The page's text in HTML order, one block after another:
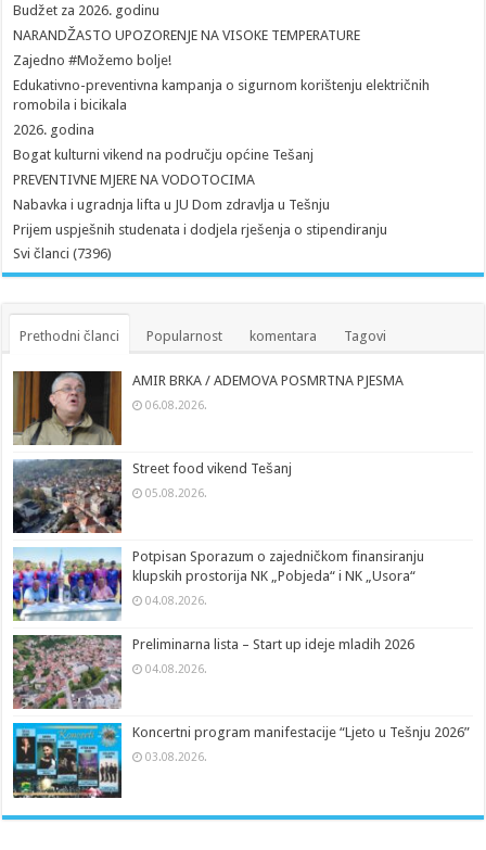
Budžet za 2026. godinu
NARANDŽASTO UPOZORENJE NA VISOKE TEMPERATURE
Zajedno #Možemo bolje!
Edukativno-preventivna kampanja o sigurnom korištenju električnih
romobila i bicikala
2026. godina
Bogat kulturni vikend na području općine Tešanj
PREVENTIVNE MJERE NA VODOTOCIMA
Nabavka i ugradnja lifta u JU Dom zdravlja u Tešnju
Prijem uspješnih studenata i dodjela rješenja o stipendiranju
Svi članci (7396)
Prethodni članci Popularnost komentara Tagovi
AMIR BRKA / ADEMOVA POSMRTNA PJESMA
06.08.2026.
Street food vikend Tešanj
05.08.2026.
Potpisan Sporazum o zajedničkom finansiranju
klupskih prostorija NK „Pobjeda“ i NK „Usora“
04.08.2026.
Preliminarna lista – Start up ideje mladih 2026
04.08.2026.
Koncertni program manifestacije “Ljeto u Tešnju 2026”
03.08.2026.